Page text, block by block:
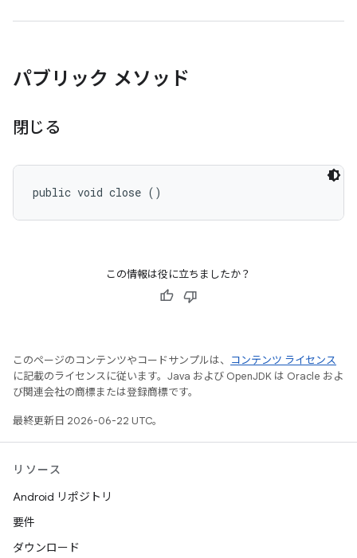
パブリック メソッド
閉じる
public void close ()
この情報は役に立ちましたか？
このページのコンテンツやコードサンプルは、
コンテンツ ライセンス
に記載のライセンスに従います。Java および OpenJDK は Oracle およ
び関連会社の商標または登録商標です。
最終更新日 2026-06-22 UTC。
リソース
Android リポジトリ
要件
ダウンロード